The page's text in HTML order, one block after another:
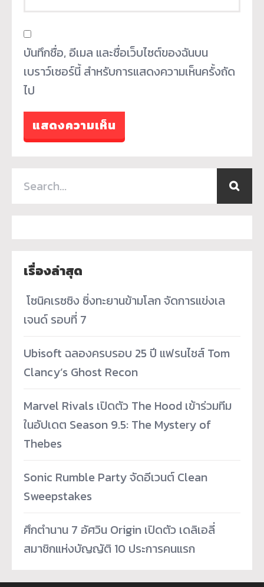
บันทึกชื่อ, อีเมล และชื่อเว็บไซต์ของฉันบน
เบราว์เซอร์นี้ สำหรับการแสดงความเห็นครั้งถัด
ไป
เรื่องล่าสุด
­ โซนิคเรซซิง ซิ่งทะยานข้ามโลก จัดการแข่งเล
เจนด์ รอบที่ 7
Ubisoft ฉลองครบรอบ 25 ปี แฟรนไชส์ Tom
Clancy’s Ghost Recon
Marvel Rivals เปิดตัว The Hood เข้าร่วมทีม
ในอัปเดต Season 9.5: The Mystery of
Thebes
Sonic Rumble Party จัดอีเวนต์ Clean
Sweepstakes
ศึกตำนาน 7 อัศวิน Origin เปิดตัว เดลิเอลี่
สมาชิกแห่งบัญญัติ 10 ประการคนแรก